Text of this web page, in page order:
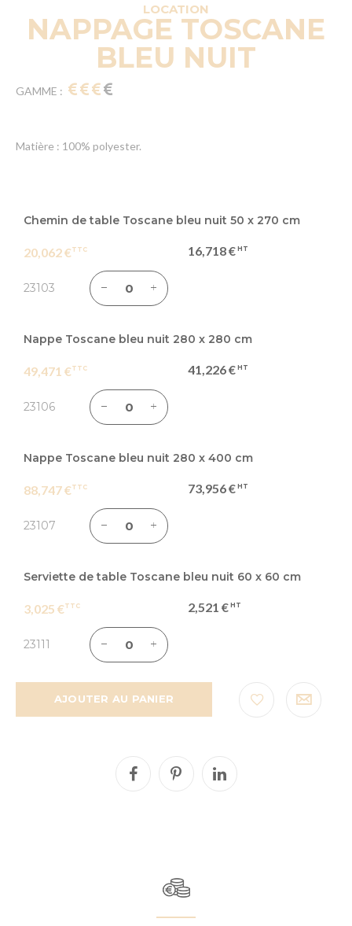
LOCATION
NAPPAGE TOSCANE
BLEU NUIT
GAMME :
Matière : 100% polyester.
du
groupé
Chemin de table Toscane bleu nuit 50 x 270 cm
20,062 € 16,718 €
23103
Nappe Toscane bleu nuit 280 x 280 cm
49,471 € 41,226 €
23106
Nappe Toscane bleu nuit 280 x 400 cm
88,747 € 73,956 €
23107
Serviette de table Toscane bleu nuit 60 x 60 cm
3,025 € 2,521 €
23111
AJOUTER AU PANIER